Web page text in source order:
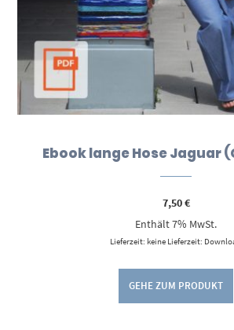
Ebook lange Hose Jaguar
7,50€
Enthält 7% MwSt.
Lieferzeit: keine Lieferzeit:
GEHE ZUM PRODUKT